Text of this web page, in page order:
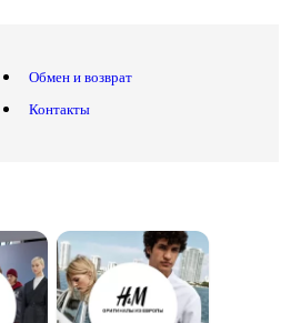
Обмен и возврат
Контакты